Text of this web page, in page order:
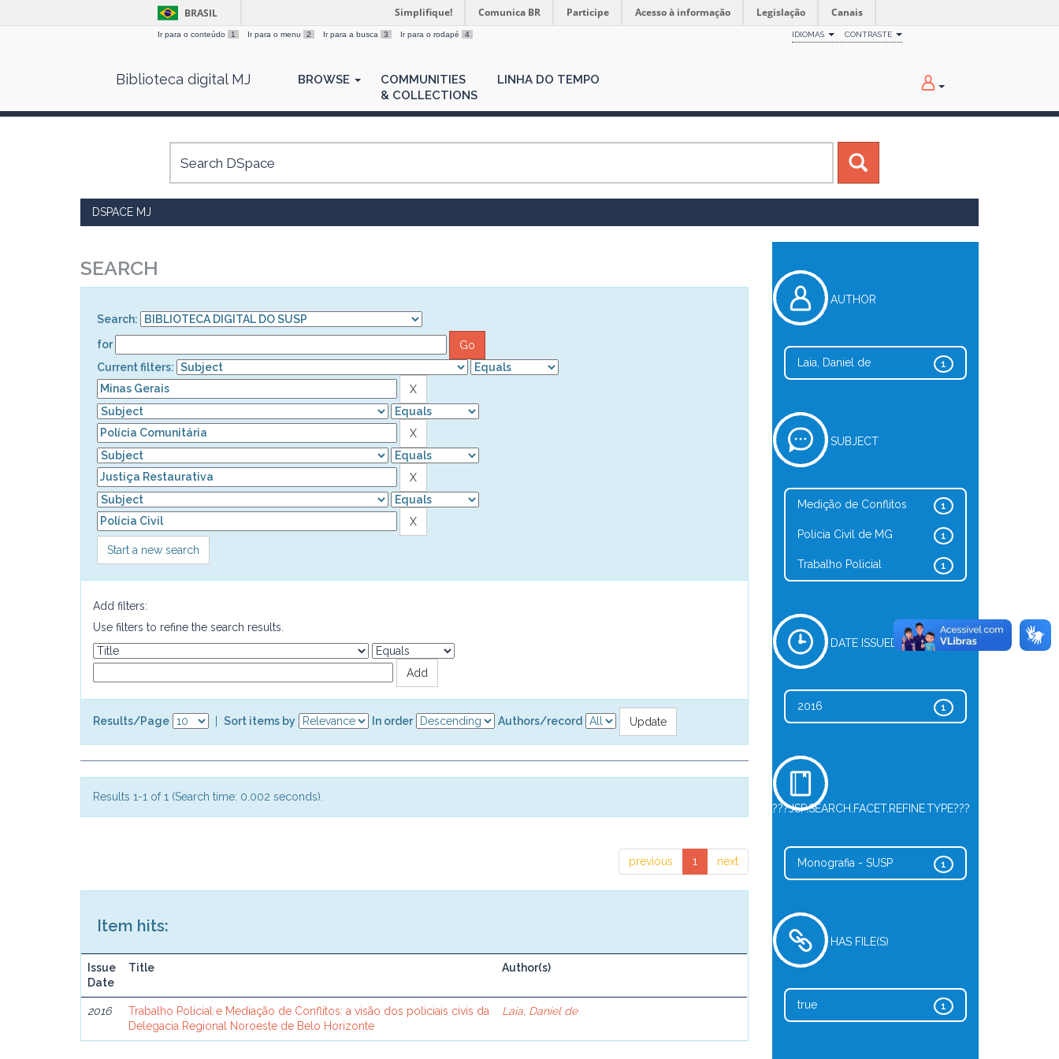
BRASIL Simplifique! Comunica BR Participe Acesso à informação Legislação Canais
Ir para o conteúdo 1 Ir para o menu 2 Ir para a busca 3 Ir para o rodapé 4 IDIOMAS CONTRASTE
Biblioteca digital MJ BROWSE
COMMUNITIES
& COLLECTIONS
LINHA DO TEMPO
DSPACE MJ
SEARCH
Search:
for
Current filters:
Start a new search
Add filters:
Use filters to refine the search results.
Results/Page Sort items by In order Authors/record
Results 1-1 of 1 (Search time: 0.002 seconds).
previous 1 next
Item hits:
Issue
Date
Title Author(s)
2016
Trabalho Policial e Mediação de Conflitos: a visão dos policiais civis da
Delegacia Regional Noroeste de Belo Horizonte
Laia, Daniel de
AUTHOR
1
Laia, Daniel de
SUBJECT
1
Medição de Conflitos
1
Polícia Civil de MG
1
Trabalho Policial
DATE ISSUED
1
2016
???JSP.SEARCH.FACET.REFINE.TYPE???
1
Monografia - SUSP
HAS FILE(S)
1
true